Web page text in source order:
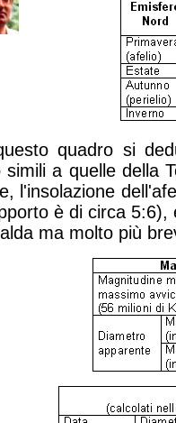
quadro si
simili a quelle della
l'insolazione
è di circa 5:6),
ma molto più